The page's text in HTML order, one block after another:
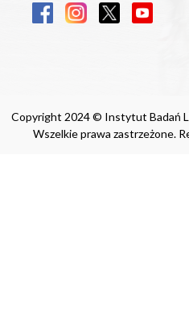
Copyright 2024 © Instytut Badań
Wszelkie prawa zastrzeżone.